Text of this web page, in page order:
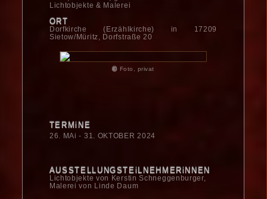
Lichtobjekte & Malerei
ORT
Dorfkirche (Erzählkirche) in 17209
Sietow/Müritz, Dorfstraße 20
© Foto, privat
TERMiNE
26. MAi - 31. OKTOBER 2024
AUSSTELLUNGSTEiLNEHMERiNNEN
Lichtobjekte von Kerstin Schneggenburger,
Malerei von Linde Daum